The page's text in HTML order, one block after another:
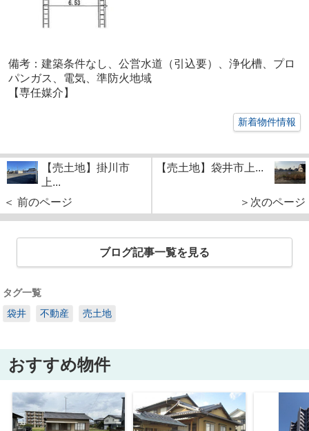
備考：建築条件なし、公営水道（引込要）、浄化槽、プロ
パンガス、電気、準防火地域
【専任媒介】
新着物件情報
【売土地】掛川市
上...
＜ 前のページ
【売土地】袋井市上...
＞次のページ
ブログ記事一覧を見る
タグ一覧
袋井
不動産 売土地
おすすめ物件